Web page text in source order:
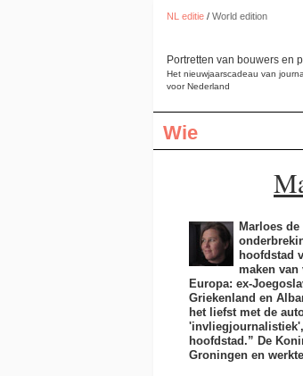
NL editie / World edition
Het nieuwjaarscadeau van
voor Nederland
Portretten van bouwers en
Wie
Marloes
hoofdstad
maken van
Europa: ex-
Griekenland en
het liefst met de
hoofdstad.” De
Groningen en